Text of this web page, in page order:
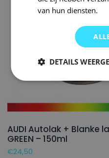
AUDI Autolak + Blanke
GREEN – 150ml
€24,50
van hun diensten.
DETAILS